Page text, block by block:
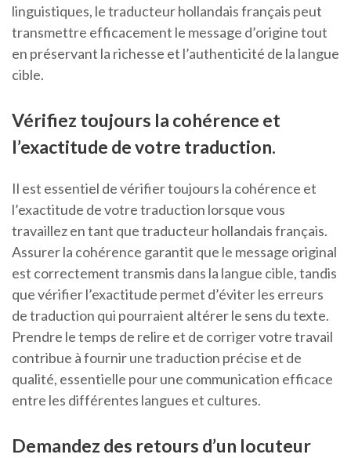
linguistiques, le traducteur hollandais français peut
transmettre efficacement le message d’origine tout
en préservant la richesse et l’authenticité de la langue
cible.
Vérifiez toujours la cohérence et
l’exactitude de votre traduction.
Il est essentiel de vérifier toujours la cohérence et
l’exactitude de votre traduction lorsque vous
travaillez en tant que traducteur hollandais français.
Assurer la cohérence garantit que le message original
est correctement transmis dans la langue cible, tandis
que vérifier l’exactitude permet d’éviter les erreurs
de traduction qui pourraient altérer le sens du texte.
Prendre le temps de relire et de corriger votre travail
contribue à fournir une traduction précise et de
qualité, essentielle pour une communication efficace
entre les différentes langues et cultures.
Demandez des retours d’un locuteur